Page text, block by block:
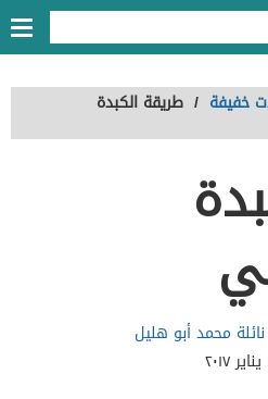
خفيفة / طريقة الكبدة
نائلة محمد أبو هليل